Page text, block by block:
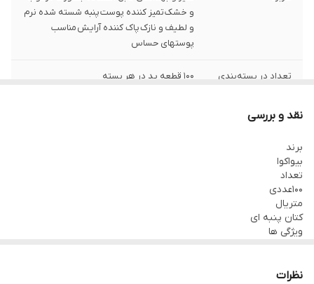
و خشک تمیز کننده پوست پنبه شسته شده نرم
و لطیف و نازک پاک کننده آرایش مناسب
پوستهای حساس
تعداد در بسته‌بندی ۱۰۰ قطعه پد در هر بسته
نقد و بررسی
برند
بیواکوا
تعداد
100عددی
متریال
کتان پنبه ای
ویژگی ها
جذب آب و روغن
نظرات